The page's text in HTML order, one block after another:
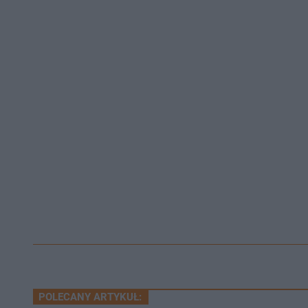
POLECANY ARTYKUŁ: